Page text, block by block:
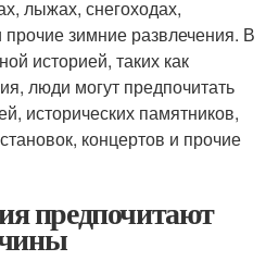
лыжах, снегоходах,
прочие зимние развлечения. В
историей, таких как
люди могут предпочитать
исторических памятников,
концертов и прочие
предпочитают